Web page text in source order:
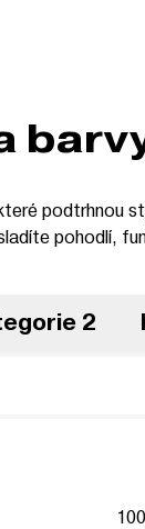
podtrhnou
pohodlí,
2